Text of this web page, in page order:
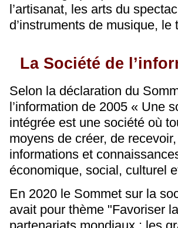
l’artisanat, les arts du
d’instruments de musique,
La Société de
Selon la déclaration du
l’information de 2005 « Une
intégrée est une société où
moyens de créer, de
informations et
économique, social, culturel
En 2020 le Sommet sur la
avait pour thème "Favoriser